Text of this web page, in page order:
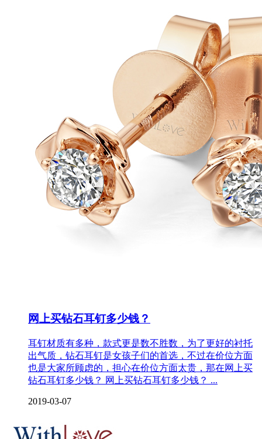
网上买钻石耳钉多少钱？
耳钉材质有多种，款式更是数不胜数，为了更好的衬托
出气质，钻石耳钉是女孩子们的首选，不过在价位方面
也是大家所顾虑的，担心在价位方面太贵，那在网上买
钻石耳钉多少钱？ 网上买钻石耳钉多少钱？ ...
2019-03-07